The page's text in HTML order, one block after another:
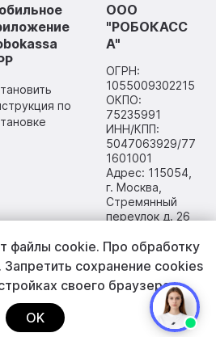
по
ООО
"РОБОКАСС
А"
ОГРН:
1055009302215
ОКПО:
75235991
ИНН/КПП:
5047063929/77
1601001
Адрес: 115054,
г. Москва,
Стремянный
переулок д. 26
файлы cookie. Про обработку
. Запретить сохранение cookies
своего браузера.
OK